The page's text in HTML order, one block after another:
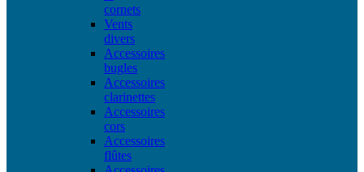
cornets
Vents
divers
Accessoires
bugles
Accessoires
clarinettes
Accessoires
cors
Accessoires
flûtes